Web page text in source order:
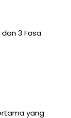
dan 3 Fasa
yang